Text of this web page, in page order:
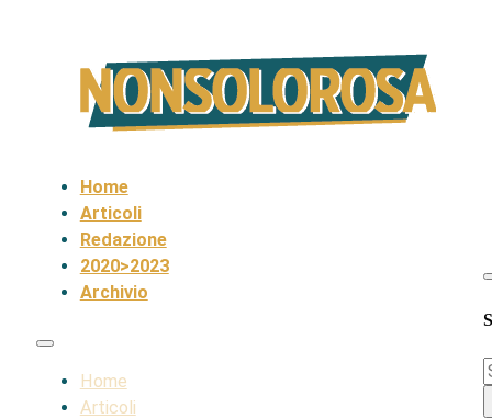
Home
Articoli
Redazione
2020>2023
Archivio
Home
Articoli